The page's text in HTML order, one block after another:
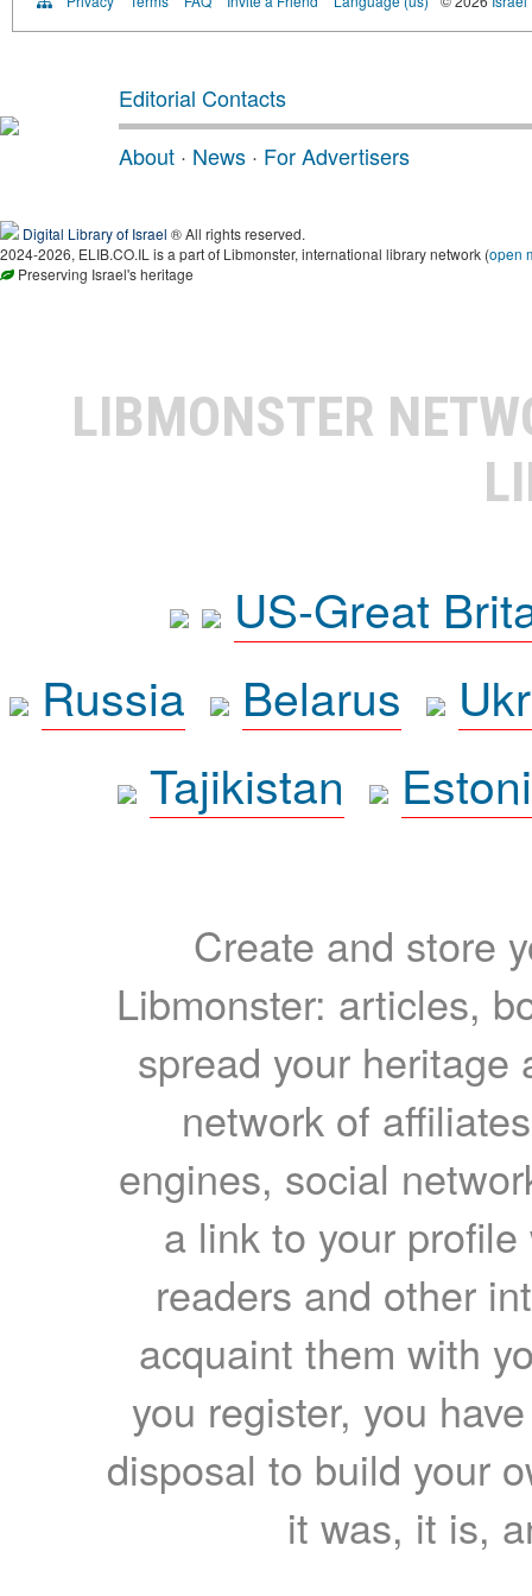
Editorial Contacts
About · News · For Advertisers
Digital Library of Israel ® All rights reserved.
2024-2026, ELIB.CO.IL is a part of Libmonster, international library network (open
Preserving Israel's heritage
LIBMONSTER
US-Great
Russia
Belarus
Tajikistan
Create and store
Libmonster: articles,
spread your heritage
network of
engines, social
a link to your
readers and other
acquaint them with
you register, you
disposal to build your
it was, it is,